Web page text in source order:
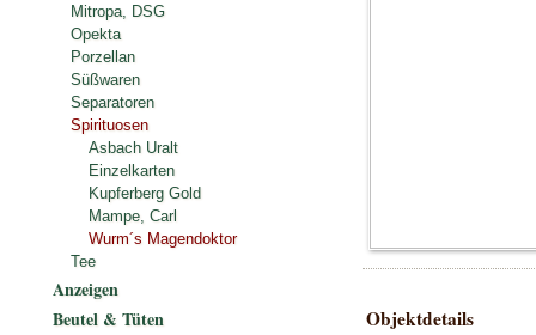
Objektdetails
Mitropa, DSG
Opekta
Porzellan
Süßwaren
Separatoren
Spirituosen
Asbach Uralt
Einzelkarten
Kupferberg Gold
Mampe, Carl
Wurm´s Magendoktor
Tee
Anzeigen
Beutel & Tüten